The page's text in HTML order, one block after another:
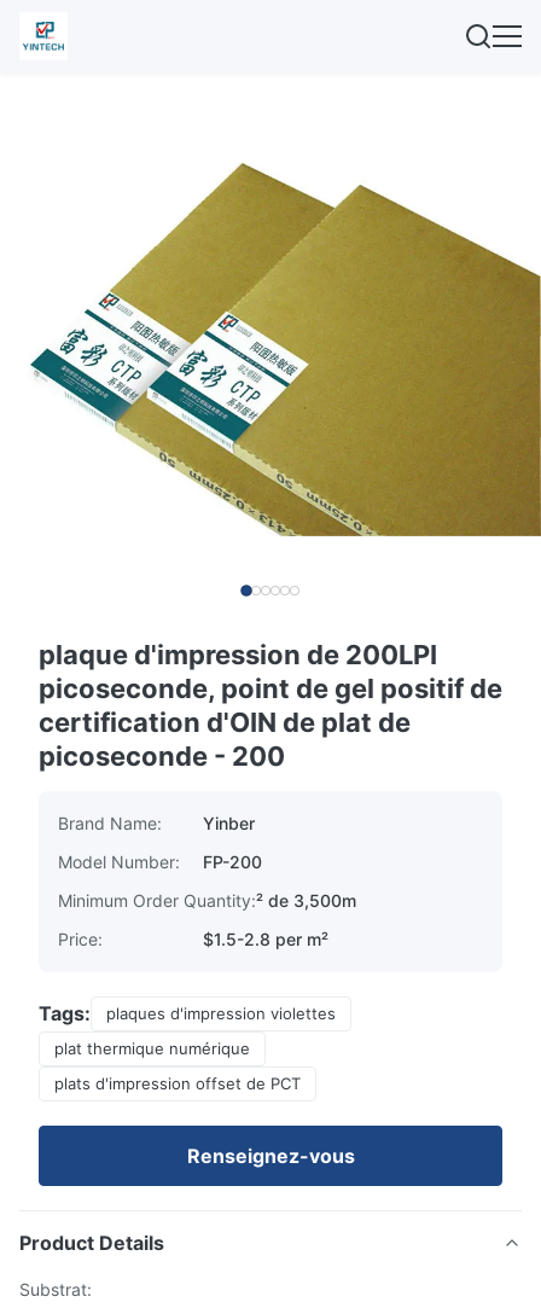
plaque d'impression de 200LPI
picoseconde, point de gel positif de
certification d'OIN de plat de
picoseconde - 200
Brand Name:
Yinber
Model Number:
FP-200
Minimum Order Quantity:² de 3,500m
Price:
$1.5-2.8 per m²
Tags:
plaques d'impression violettes
plat thermique numérique
plats d'impression offset de PCT
Renseignez-vous
Product Details
Substrat: